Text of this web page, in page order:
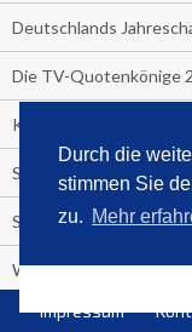
Durch die
stimmen Sie
zu. Mehr
Deutschlands
Die TV-Quotenkönige
KNV und Media
STRENG VERTRAULICH
Streaming verändert
Welcher TV-Sender
Michelle for President!
Impressum